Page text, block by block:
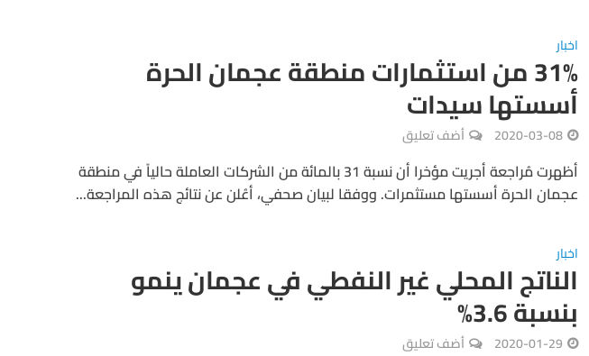
اخبار
31% من استثمارات منطقة عجمان الحرة
أسستها سيدات
2020-03-08 أضف تعليق
أظهرت مُراجعة أجريت مؤخرا أن نسبة 31 بالمائة من الشركات العاملة حالياً في منطقة
عجمان الحرة أسستها مستثمرات. ووفقا لبيان صحفي، أعُلن عن نتائج هذه المراجعة...
اخبار
الناتج المحلي غير النفطي في عجمان ينمو
بنسبة 3.6%
2020-01-29 أضف تعليق